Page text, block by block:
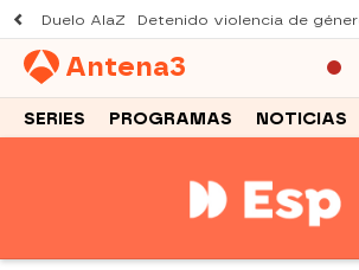
Duelo AlaZ Detenido violencia de
Antena3
SERIES PROGRAMAS NOTICIAS